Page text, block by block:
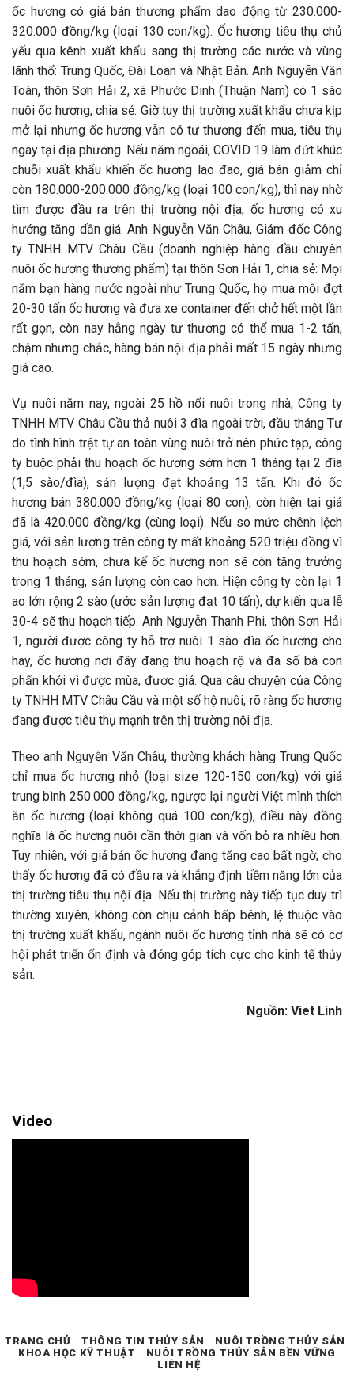
ốc hương có giá bán thương phẩm dao động từ 230.000-
320.000 đồng/kg (loại 130 con/kg). Ốc hương tiêu thụ chủ
yếu qua kênh xuất khẩu sang thị trường các nước và vùng
lãnh thổ: Trung Quốc, Đài Loan và Nhật Bản. Anh Nguyễn Văn
Toàn, thôn Sơn Hải 2, xã Phước Dinh (Thuận Nam) có 1 sào
nuôi ốc hương, chia sẻ: Giờ tuy thị trường xuất khẩu chưa kịp
mở lại nhưng ốc hương vẫn có tư thương đến mua, tiêu thụ
ngay tại địa phương. Nếu năm ngoái, COVID 19 làm đứt khúc
chuỗi xuất khẩu khiến ốc hương lao đao, giá bán giảm chỉ
còn 180.000-200.000 đồng/kg (loại 100 con/kg), thì nay nhờ
tìm được đầu ra trên thị trường nội địa, ốc hương có xu
hướng tăng dần giá. Anh Nguyễn Văn Châu, Giám đốc Công
ty TNHH MTV Châu Cầu (doanh nghiệp hàng đầu chuyên
nuôi ốc hương thương phẩm) tại thôn Sơn Hải 1, chia sẻ: Mọi
năm bạn hàng nước ngoài như Trung Quốc, họ mua mỗi đợt
20-30 tấn ốc hương và đưa xe container đến chở hết một lần
rất gọn, còn nay hằng ngày tư thương có thể mua 1-2 tấn,
chậm nhưng chắc, hàng bán nội địa phải mất 15 ngày nhưng
giá cao.
Vụ nuôi năm nay, ngoài 25 hồ nổi nuôi trong nhà, Công ty
TNHH MTV Châu Cầu thả nuôi 3 đìa ngoài trời, đầu tháng Tư
do tình hình trật tự an toàn vùng nuôi trở nên phức tạp, công
ty buộc phải thu hoạch ốc hương sớm hơn 1 tháng tại 2 đìa
(1,5 sào/đìa), sản lượng đạt khoảng 13 tấn. Khi đó ốc
hương bán 380.000 đồng/kg (loại 80 con), còn hiện tại giá
đã là 420.000 đồng/kg (cùng loại). Nếu so mức chênh lệch
giá, với sản lượng trên công ty mất khoảng 520 triệu đồng vì
thu hoạch sớm, chưa kể ốc hương non sẽ còn tăng trưởng
trong 1 tháng, sản lượng còn cao hơn. Hiện công ty còn lại 1
ao lớn rộng 2 sào (ước sản lượng đạt 10 tấn), dự kiến qua lễ
30-4 sẽ thu hoạch tiếp. Anh Nguyễn Thanh Phi, thôn Sơn Hải
1, người được công ty hỗ trợ nuôi 1 sào đìa ốc hương cho
hay, ốc hương nơi đây đang thu hoạch rộ và đa số bà con
phấn khởi vì được mùa, được giá. Qua câu chuyện của Công
ty TNHH MTV Châu Cầu và một số hộ nuôi, rõ ràng ốc hương
đang được tiêu thụ mạnh trên thị trường nội địa.
Theo anh Nguyễn Văn Châu, thường khách hàng Trung Quốc
chỉ mua ốc hương nhỏ (loại size 120-150 con/kg) với giá
trung bình 250.000 đồng/kg, ngược lại người Việt mình thích
ăn ốc hương (loại không quá 100 con/kg), điều này đồng
nghĩa là ốc hương nuôi cần thời gian và vốn bỏ ra nhiều hơn.
Tuy nhiên, với giá bán ốc hương đang tăng cao bất ngờ, cho
thấy ốc hương đã có đầu ra và khẳng định tiềm năng lớn của
thị trường tiêu thụ nội địa. Nếu thị trường này tiếp tục duy trì
thường xuyên, không còn chịu cảnh bấp bênh, lệ thuộc vào
thị trường xuất khẩu, ngành nuôi ốc hương tỉnh nhà sẽ có cơ
hội phát triển ổn định và đóng góp tích cực cho kinh tế thủy
sản.
Nguồn: Viet Linh
Video
TRANG CHỦ THÔNG TIN THỦY SẢN
NUÔI TRỒNG THỦY SẢN
KHOA HỌC KỸ THUẬT
NUÔI TRỒNG THỦY SẢN BỀN VỮNG
LIÊN HỆ